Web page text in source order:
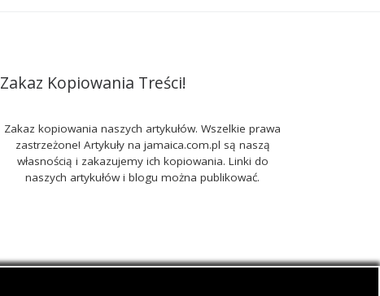
Zakaz Kopiowania Treści!
Zakaz kopiowania naszych artykułów. Wszelkie prawa
zastrzeżone! Artykuły na jamaica.com.pl są naszą
własnością i zakazujemy ich kopiowania. Linki do
naszych artykułów i blogu można publikować.